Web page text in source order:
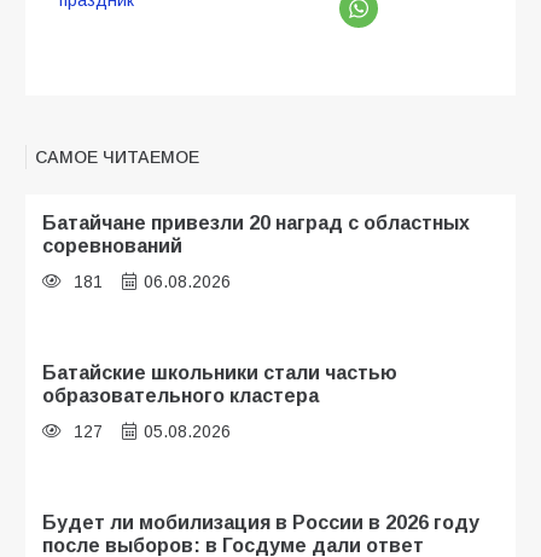
САМОЕ ЧИТАЕМОЕ
Батайчане привезли 20 наград с областных
соревнований
181 06.08.2026
Батайские школьники стали частью
образовательного кластера
127 05.08.2026
Будет ли мобилизация в России в 2026 году
после выборов: в Госдуме дали ответ